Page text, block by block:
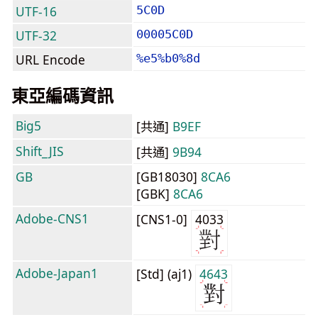
UTF-16 5C0D
UTF-32 00005C0D
URL Encode %e5%b0%8d
東亞編碼資訊
Big5 [共通] B9EF
Shift_JIS
[共通] 9B94
GB
[GB18030] 8CA6
[GBK] 8CA6
Adobe-CNS1
[CNS1-0] 4033
Adobe-Japan1 [Std] (aj1) 4643